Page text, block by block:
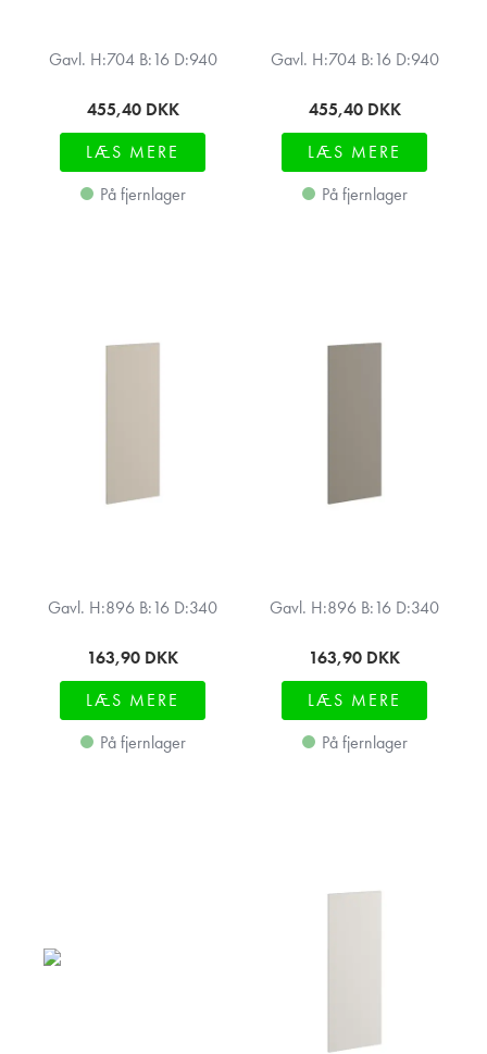
Gavl. H:704 B:16 D:940
455,40 DKK
LÆS MERE
På fjernlager
Gavl. H:704 B:16 D:940
455,40 DKK
LÆS MERE
På fjernlager
Gavl. H:896 B:16 D:340
163,90 DKK
LÆS MERE
På fjernlager
Gavl. H:896 B:16 D:340
163,90 DKK
LÆS MERE
På fjernlager